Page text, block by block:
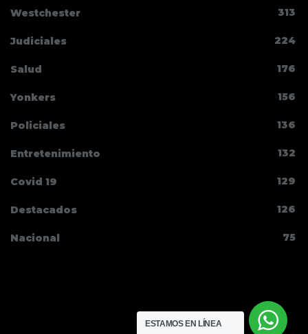
Westchester 313
Judiciales 224
Salud 176
Yonkers 156
Policiales 136
Entretenimiento 132
Covid 19 129
Destacados 126
Nacional 75
Pluma Libre News
ESTAMOS EN LÍNEA